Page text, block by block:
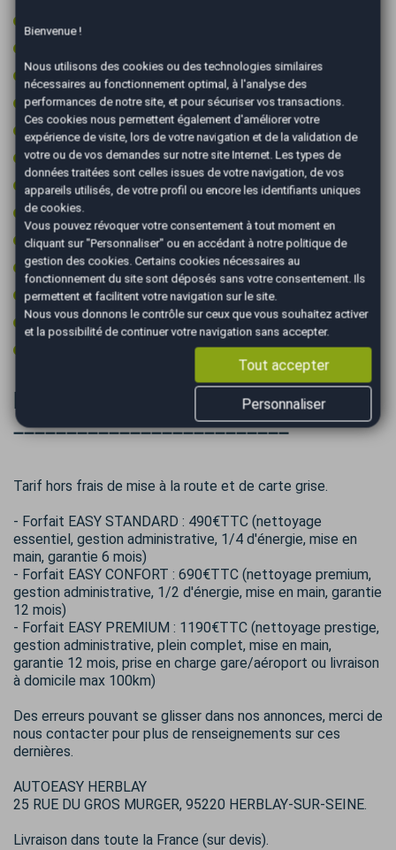
Radar avant de détection d'obstacles
Régulateur de vitesse
Retroviseur intérieur électrochrome
Rétroviseurs dégivrants
Rétroviseurs électriques
Rétroviseurs rabattables électriquement
Sièges électriques à mémoire
Start & Stop
Toit ouvrant panoramique
Volant multifonctions
Informations complémentaires
➖➖➖➖➖➖➖➖➖➖➖➖➖➖➖➖➖➖➖➖➖➖➖➖➖➖
Tarif hors frais de mise à la route et de carte grise.
- Forfait EASY STANDARD : 490€TTC (nettoyage
essentiel, gestion administrative, 1/4 d'énergie, mise en
main, garantie 6 mois)
- Forfait EASY CONFORT : 690€TTC (nettoyage premium,
gestion administrative, 1/2 d'énergie, mise en main, garantie
12 mois)
- Forfait EASY PREMIUM : 1190€TTC (nettoyage prestige,
gestion administrative, plein complet, mise en main,
garantie 12 mois, prise en charge gare/aéroport ou livraison
à domicile max 100km)
Des erreurs pouvant se glisser dans nos annonces, merci de
nous contacter pour plus de renseignements sur ces
dernières.
AUTOEASY HERBLAY
25 RUE DU GROS MURGER, 95220 HERBLAY-SUR-SEINE.
Livraison dans toute la France (sur devis).
Bienvenue !
Nous utilisons des cookies ou des technologies similaires
nécessaires au fonctionnement optimal, à l'analyse des
performances de notre site, et pour sécuriser vos transactions.
Ces cookies nous permettent également d'améliorer votre
expérience de visite, lors de votre navigation et de la validation de
votre ou de vos demandes sur notre site Internet. Les types de
données traitées sont celles issues de votre navigation, de vos
appareils utilisés, de votre profil ou encore les identifiants uniques
de cookies.
Vous pouvez révoquer votre consentement à tout moment en
cliquant sur "Personnaliser" ou en accédant à notre politique de
gestion des cookies. Certains cookies nécessaires au
fonctionnement du site sont déposés sans votre consentement. Ils
permettent et facilitent votre navigation sur le site.
Nous vous donnons le contrôle sur ceux que vous souhaitez activer
et la possibilité de continuer votre navigation sans accepter.
Tout accepter
Personnaliser